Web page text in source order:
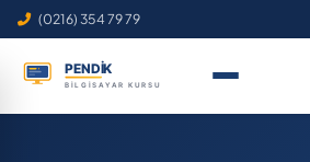
(0216) 354 79 79